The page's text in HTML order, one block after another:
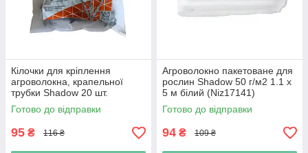
Кілочки для кріплення
агроволокна, крапельної
трубки Shadow 20 шт.
(Niz17179)
Готово до відправки
95 ₴ 116 ₴
Агроволокно пакетоване для
рослин Shadow 50 г/м2 1.1 х
5 м білий (Niz17141)
Готово до відправки
94 ₴ 109 ₴